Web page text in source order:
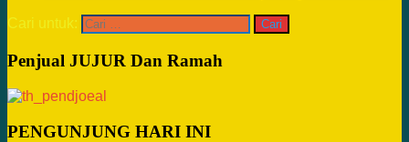
Cari untuk:
Penjual JUJUR Dan Ramah
PENGUNJUNG HARI INI